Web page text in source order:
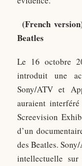
(French
Beatles
Le 16 octobre
introduit une
Sony/ATV et
auraient
Screevision
d’un
des Beatles.
intellectuelle